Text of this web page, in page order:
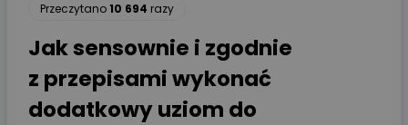
Przeczytano10 694 razy
Jak sensownie i zgodnie
z przepisami wykonać
dodatkowy uziom do